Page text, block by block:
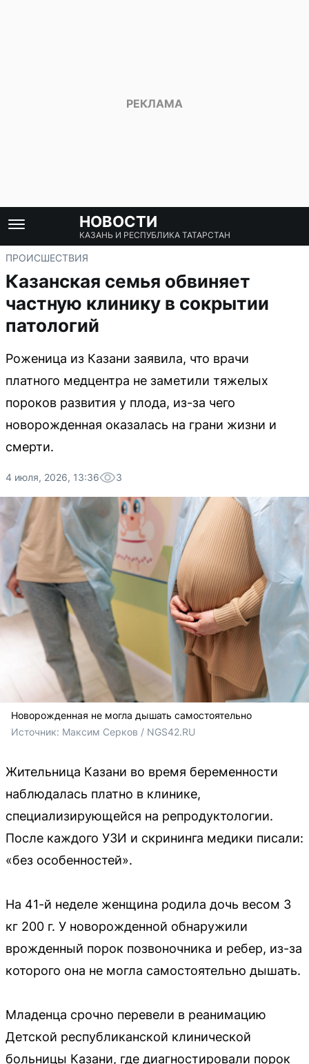
НОВОСТИ
КАЗАНЬ И РЕСПУБЛИКА ТАТАРСТАН
ПРОИСШЕСТВИЯ
Казанская семья обвиняет
частную клинику в сокрытии
патологий
Роженица из Казани заявила, что врачи
платного медцентра не заметили тяжелых
пороков развития у плода, из-за чего
новорожденная оказалась на грани жизни и
смерти.
4 июля, 2026, 13:36 3
Новорожденная не могла дышать самостоятельно
Источник: Максим Серков / NGS42.RU
Жительница Казани во время беременности
наблюдалась платно в клинике,
специализирующейся на репродуктологии.
После каждого УЗИ и скрининга медики писали:
«без особенностей».
На 41-й неделе женщина родила дочь весом 3
кг 200 г. У новорожденной обнаружили
врожденный порок позвоночника и ребер, из-за
которого она не могла самостоятельно дышать.
Младенца срочно перевели в реанимацию
Детской республиканской клинической
больницы Казани, где диагностировали порок